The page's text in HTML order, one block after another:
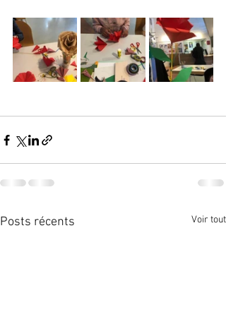
Posts récents Voir tout